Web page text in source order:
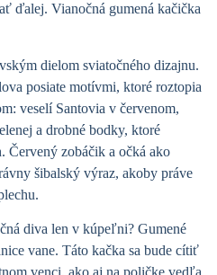
ďalej. Vianočná gumená kačička
dielom sviatočného dizajnu.
posiate motívmi, ktoré roztopia
veselí Santovia v červenom,
a drobné bodky, ktoré
Červený zobáčik a očká ako
šibalský výraz, akoby práve
diva len v kúpeľni? Gumené
vane. Táto kačka sa bude cítiť
venci, ako aj na poličke vedľa